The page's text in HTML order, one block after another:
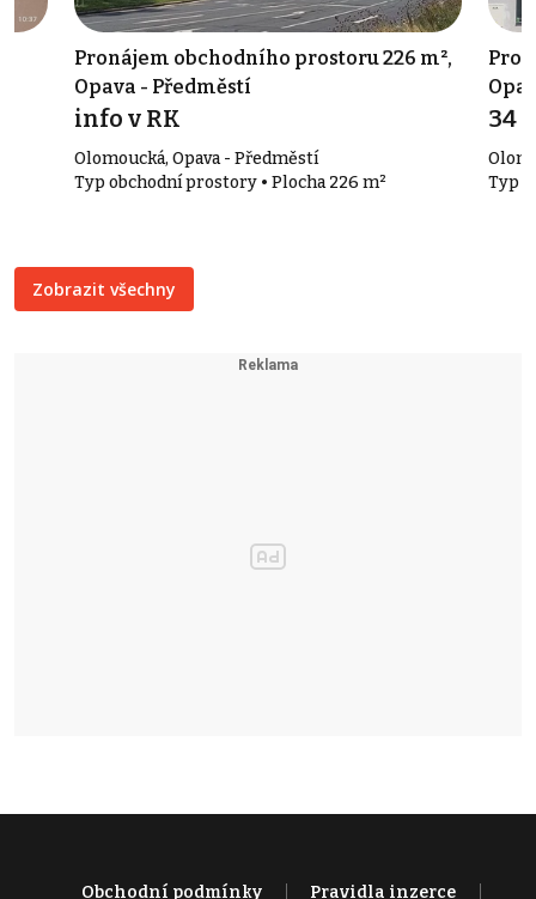
Pronájem obchodního prostoru 226 m²,
Opava - Předměstí
info v RK
Olomoucká, Opava - Předměstí
Typ obchodní prostory • Plocha 226 m²
34
Typ
Zobrazit všechny
Obchodní podmínky Pravidla inzerce